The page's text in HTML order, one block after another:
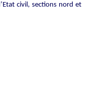
civil, sections nord et